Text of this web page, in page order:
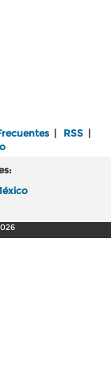
| RSS |